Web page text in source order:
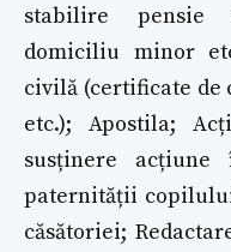
stabilire pensie
domiciliu minor
civilă (certificate de
etc.); Apostila;
susținere
paternității
căsătoriei;